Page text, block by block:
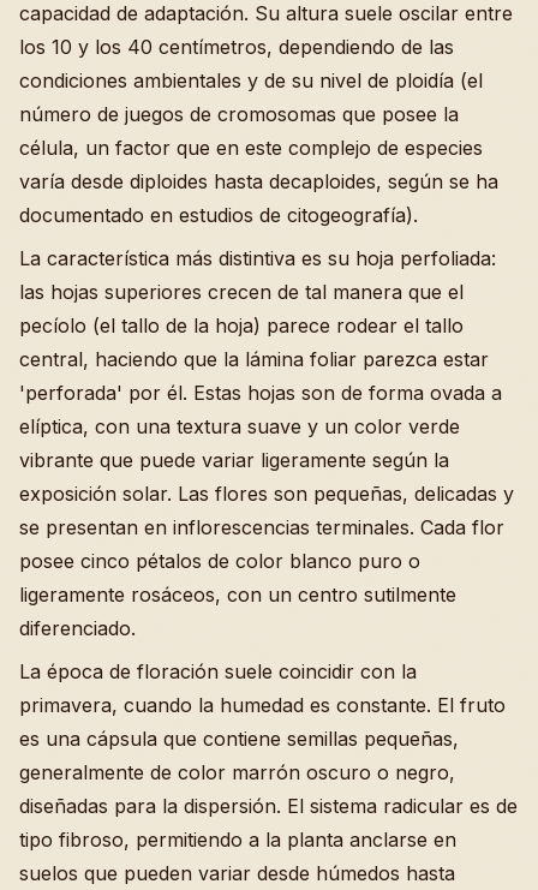
capacidad de adaptación. Su altura suele oscilar entre
los 10 y los 40 centímetros, dependiendo de las
condiciones ambientales y de su nivel de ploidía (el
número de juegos de cromosomas que posee la
célula, un factor que en este complejo de especies
varía desde diploides hasta decaploides, según se ha
documentado en estudios de citogeografía).
La característica más distintiva es su hoja perfoliada:
las hojas superiores crecen de tal manera que el
pecíolo (el tallo de la hoja) parece rodear el tallo
central, haciendo que la lámina foliar parezca estar
'perforada' por él. Estas hojas son de forma ovada a
elíptica, con una textura suave y un color verde
vibrante que puede variar ligeramente según la
exposición solar. Las flores son pequeñas, delicadas y
se presentan en inflorescencias terminales. Cada flor
posee cinco pétalos de color blanco puro o
ligeramente rosáceos, con un centro sutilmente
diferenciado.
La época de floración suele coincidir con la
primavera, cuando la humedad es constante. El fruto
es una cápsula que contiene semillas pequeñas,
generalmente de color marrón oscuro o negro,
diseñadas para la dispersión. El sistema radicular es de
tipo fibroso, permitiendo a la planta anclarse en
suelos que pueden variar desde húmedos hasta